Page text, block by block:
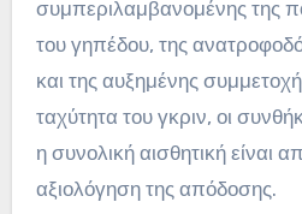
συμπεριλαμβανομένης της
του γηπέδου, της
και της αυξημένης
ταχύτητα του γκριν, οι
η συνολική αισθητική είναι
αξιολόγηση της απόδοσης.